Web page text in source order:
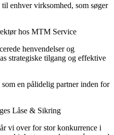
enhver virksomhed, som søger
hos MTM Service
henvendelser og
strategiske tilgang og effektive
en pålidelig partner inden for
Låse & Sikring
vi over for stor konkurrence i